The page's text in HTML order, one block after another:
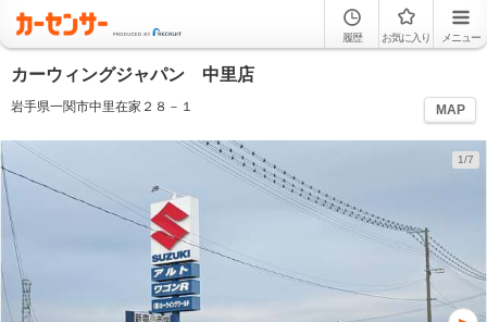
履歴 お気に入り メニュー
カーウィングジャパン 中里店
岩手県一関市中里在家２８－１ MAP
1/7